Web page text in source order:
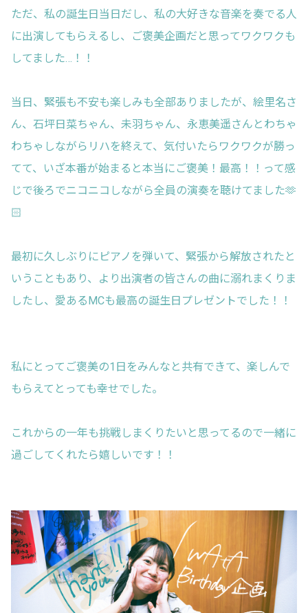
ただ、私の誕生日当日だし、私の大好きな音楽を奏でる人
に出演してもらえるし、ご褒美企画だと思ってワクワクも
してました…！！
当日、緊張も不安も楽しみも全部ありましたが、絵里名さ
ん、石坪日菜ちゃん、未羽ちゃん、永恵美遥さんとわちゃ
わちゃしながらリハを終えて、気付いたらワクワクが勝っ
てて、いざ本番が始まると本当にご褒美！最高！！って感
じで後ろでニコニコしながら全員の演奏を聴けてました🫶
🏻
最初に久しぶりにピアノを弾いて、緊張から解放されたと
いうこともあり、より出演者の皆さんの曲に溺れまくりま
したし、愛あるMCも最高の誕生日プレゼントでした！！
私にとってご褒美の1日をみんなと共有できて、楽しんで
もらえてとっても幸せでした。
これからの一年も挑戦しまくりたいと思ってるので一緒に
過ごしてくれたら嬉しいです！！